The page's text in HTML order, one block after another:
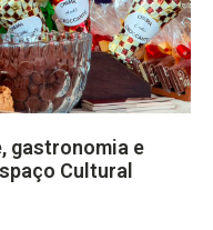
gastronomia e
Cultural